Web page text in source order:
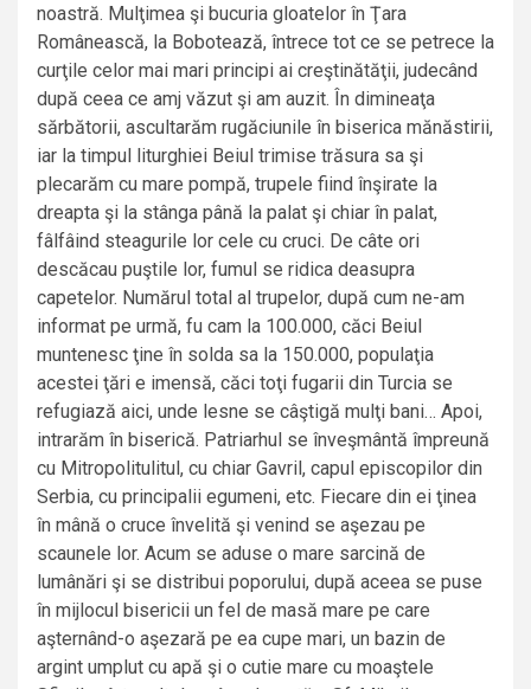
noastră. Mulţimea şi bucuria gloatelor în Ţara
Românească, la Bobotează, întrece tot ce se petrece la
curţile celor mai mari principi ai creştinătăţii, judecând
după ceea ce amj văzut şi am auzit. În dimineaţa
sărbătorii, ascultarăm rugăciunile în biserica mănăstirii,
iar la timpul liturghiei Beiul trimise trăsura sa şi
plecarăm cu mare pompă, trupele fiind înşirate la
dreapta şi la stânga până la palat şi chiar în palat,
fâlfâind steagurile lor cele cu cruci. De câte ori
descăcau puştile lor, fumul se ridica deasupra
capetelor. Numărul total al trupelor, după cum ne-am
informat pe urmă, fu cam la 100.000, căci Beiul
muntenesc ţine în solda sa la 150.000, populaţia
acestei ţări e imensă, căci toţi fugarii din Turcia se
refugiază aici, unde lesne se câştigă mulţi bani… Apoi,
intrarăm în biserică. Patriarhul se înveşmântă împreună
cu Mitropolitulitul, cu chiar Gavril, capul episcopilor din
Serbia, cu principalii egumeni, etc. Fiecare din ei ţinea
în mână o cruce învelită şi venind se aşezau pe
scaunele lor. Acum se aduse o mare sarcină de
lumânări şi se distribui poporului, după aceea se puse
în mijlocul bisericii un fel de masă mare pe care
aşternând-o aşezară pe ea cupe mari, un bazin de
argint umplut cu apă şi o cutie mare cu moaştele